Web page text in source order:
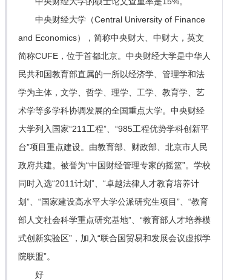
中央财经大学（Central University of Finance
and Economics），简称中央财大、中财大，英文
简称CUFE，位于首都北京。中央财经大学是中华人
民共和国教育部直属的一所以经济学、管理学和法
学为主体，文学、哲学、理学、工学、教育学、艺
术学等多学科协调发展的全国重点大学。中央财经
大学列入国家“211工程”、“985工程优势学科创新平
台”项目重点建设。由教育部、财政部、北京市人民
政府共建。被誉为“中国财经管理专家的摇篮”。学校
同时入选“2011计划”、“卓越法律人才教育培养计
划”、“国家建设高水平大学公派研究生项目”、“教育
部人文社会科学重点研究基地”、“教育部人才培养模
式创新实验区”，加入“联合国贸易和发展会议虚拟学
院联盟”。
好